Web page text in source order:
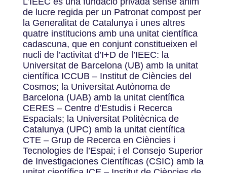
de lucre regida per un Patronat compost per
la Generalitat de Catalunya i unes altres
quatre institucions amb una unitat científica
cadascuna, que en conjunt constitueixen el
nucli de l’activitat d’I+D de l’IEEC: la
Universitat de Barcelona (UB) amb la unitat
científica ICCUB – Institut de Ciències del
Cosmos; la Universitat Autònoma de
Barcelona (UAB) amb la unitat científica
CERES – Centre d’Estudis i Recerca
Espacials; la Universitat Politècnica de
Catalunya (UPC) amb la unitat científica
CTE – Grup de Recerca en Ciències i
Tecnologies de l’Espai; i el Consejo Superior
de Investigaciones Científicas (CSIC) amb la